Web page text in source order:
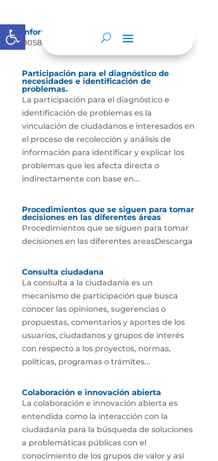
Abrir barra de herramientas
Información de las tarifas notariales
00585 TARIFAS NOTARIALES-2025Descarga
Participación para el diagnóstico de
necesidades e identificación de
problemas.
La participación para el diagnóstico e
identificación de problemas es la
vinculación de ciudadanos e interesados en
el proceso de recolección y análisis de
información para identificar y explicar los
problemas que les afecta directa o
indirectamente con base en...
Procedimientos que se siguen para tomar
decisiones en las diferentes áreas
Procedimientos que se siguen para tomar
decisiones en las diferentes areasDescarga
Consulta ciudadana
La consulta a la ciudadanía es un
mecanismo de participación que busca
conocer las opiniones, sugerencias o
propuestas, comentarios y aportes de los
usuarios, ciudadanos y grupos de interés
con respecto a los proyectos, normas,
políticas, programas o trámites...
Colaboración e innovación abierta
La colaboración e innovación abierta es
entendida como la interacción con la
ciudadanía para la búsqueda de soluciones
a problemáticas públicas con el
conocimiento de los grupos de valor y así